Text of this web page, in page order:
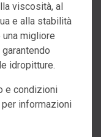
viscosità, al
e alla stabilità
migliore
idropitture.
e condizioni
informazioni